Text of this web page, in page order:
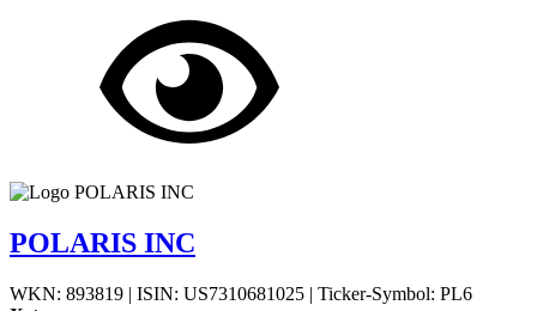
POLARIS INC
WKN: 893819 | ISIN: US7310681025 | Ticker-Symbol: PL6